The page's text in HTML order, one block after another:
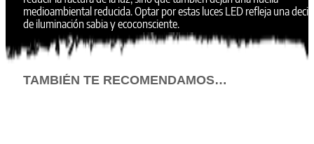
medioambiental reducida. Optar por estas luces LED refleja una
de iluminación sabia y ecoconsciente.
TAMBIÉN TE RECOMENDAMOS…